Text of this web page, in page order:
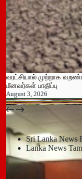
வரட்சியால் முற்றாக
மீனவர்கள் பாதிப்பு
August 3, 2026
பதுளை மாநகர சபையின்
July 14, 2026
Sri Lanka News
Lanka News